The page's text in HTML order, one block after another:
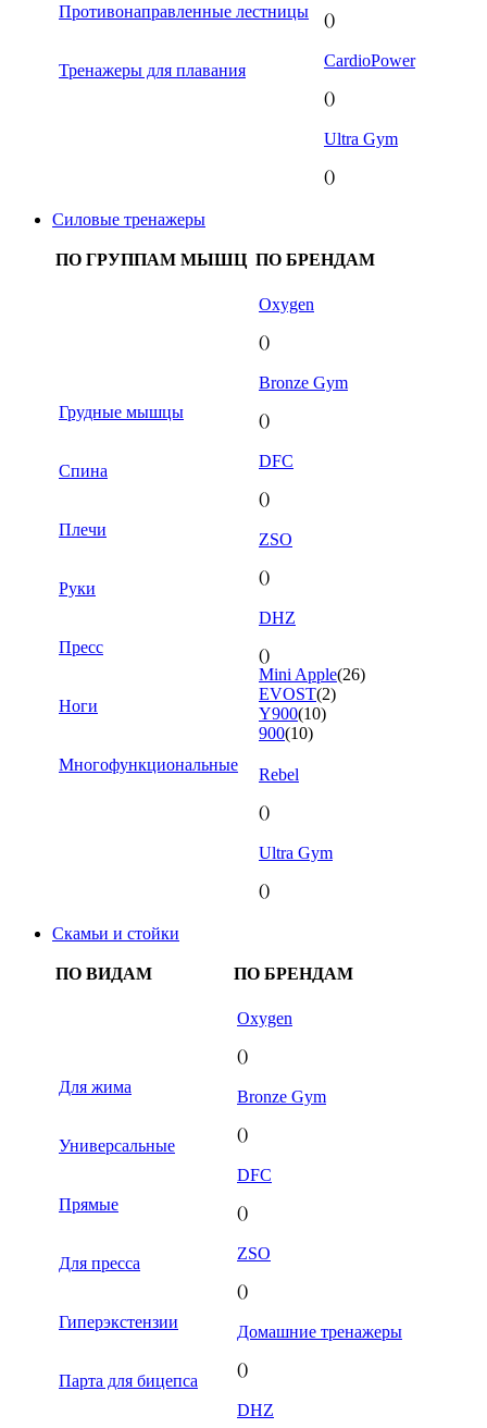
Противонаправленные лестницы
Тренажеры для плавания
()
CardioPower
()
Ultra Gym
()
Силовые тренажеры
ПО ГРУППАМ МЫШЦ ПО БРЕНДАМ
Грудные мышцы
Спина
Плечи
Руки
Пресс
Ноги
Многофункциональные
Oxygen
()
Bronze Gym
()
DFC
()
ZSO
()
DHZ
()
Mini Apple(26)
EVOST(2)
Y900(10)
900(10)
Rebel
()
Ultra Gym
()
Скамьи и стойки
ПО ВИДАМ ПО БРЕНДАМ
Для жима
Универсальные
Прямые
Для пресса
Гиперэкстензии
Парта для бицепса
Oxygen
()
Bronze Gym
()
DFC
()
ZSO
()
Домашние тренажеры
()
DHZ